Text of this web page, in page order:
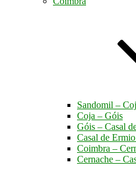
Sandomil –
Coja – Góis
Góis – Casal
Casal de
Coimbra –
Cernache –